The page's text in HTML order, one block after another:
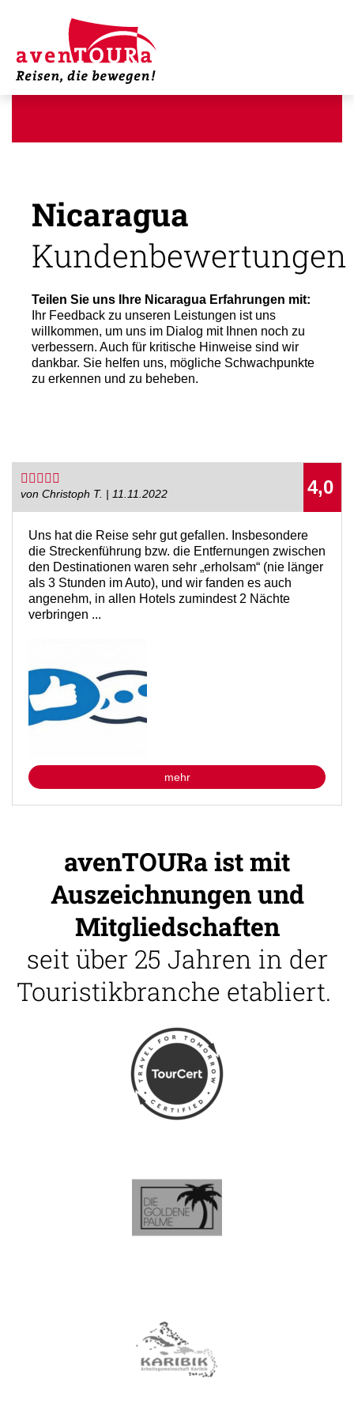
Nicaragua
Kundenbewertungen
Teilen Sie uns Ihre Nicaragua Erfahrungen mit:
Ihr Feedback zu unseren Leistungen ist uns
willkommen, um uns im Dialog mit Ihnen noch zu
verbessern. Auch für kritische Hinweise sind wir
dankbar. Sie helfen uns, mögliche Schwachpunkte
zu erkennen und zu beheben.
4,0
von Christoph T. | 11.11.2022
Uns hat die Reise sehr gut gefallen. Insbesondere
die Streckenführung bzw. die Entfernungen zwischen
den Destinationen waren sehr „erholsam“ (nie länger
als 3 Stunden im Auto), und wir fanden es auch
angenehm, in allen Hotels zumindest 2 Nächte
verbringen ...
mehr
avenTOURa ist mit
Auszeichnungen und
Mitgliedschaften
seit über 25 Jahren in der
Touristikbranche etabliert.